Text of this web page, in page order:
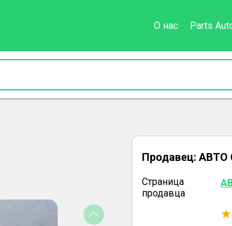
О нас Parts
Продавец: АВТО
Страница
продавца